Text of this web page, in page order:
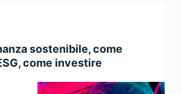
sostenibile, come
come investire